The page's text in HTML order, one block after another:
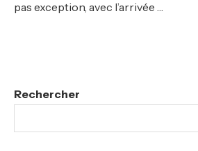
pas exception, avec l’arrivée …
Rechercher